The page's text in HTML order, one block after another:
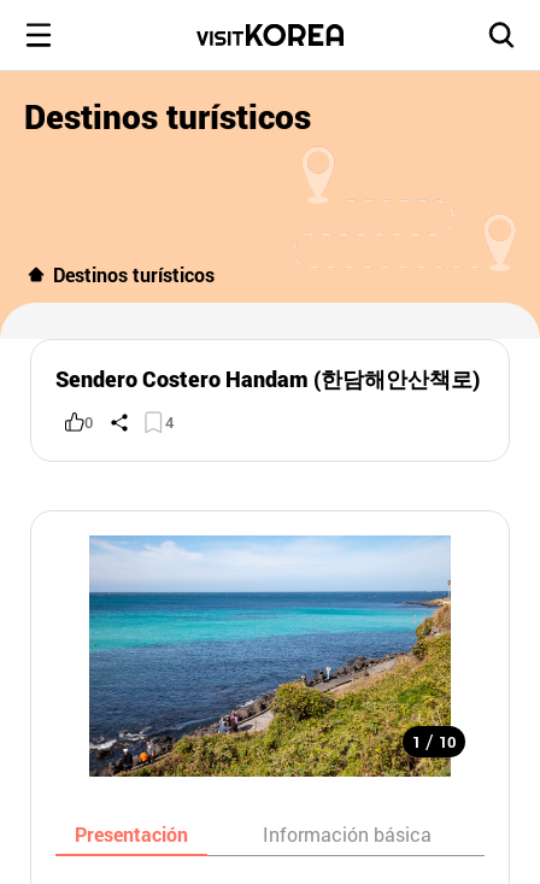
Destinos turísticos
Destinos turísticos
Sendero Costero Handam (한담해안산책로)
0 4
1 / 10
Presentación Información básica